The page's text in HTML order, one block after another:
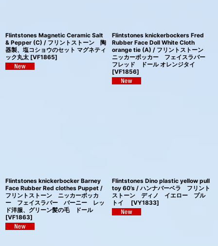
Flintstones Magnetic Ceramic Salt
& Pepper (C) / フリントストーン 陶
器製、塩コショウのセット マグネティ
ック丸太 [VF1865]
Flintstones knickerbockers Fred
Rubber Face Doll White Cloth
orange tie (A) / フリントストーン
ニッカーボッカー フェイスラバー
フレッド ドール オレンジタイ
[VF1856]
Flintstones knickerbocker Barney
Face Rubber Red clothes Puppet /
フリントストーン ニッカーボッカ
ー フェイスラバー バーニー レッ
ド洋服、グリーン髪の毛 ドール
[VF1863]
Flintstones Dino plastic yellow pull
toy 60’s / ハンナバーベラ フリント
ストーン ディノ イエロー プル
トイ
[VY1833]